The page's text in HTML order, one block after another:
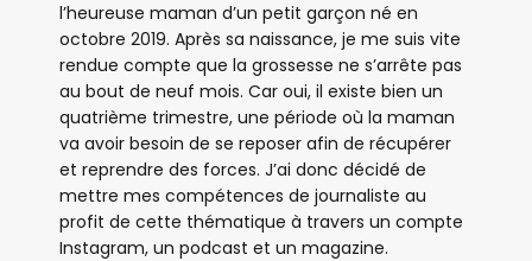
l’heureuse maman d’un petit garçon né en
octobre 2019. Après sa naissance, je me suis vite
rendue compte que la grossesse ne s’arrête pas
au bout de neuf mois. Car oui, il existe bien un
quatrième trimestre, une période où la maman
va avoir besoin de se reposer afin de récupérer
et reprendre des forces. J’ai donc décidé de
mettre mes compétences de journaliste au
profit de cette thématique à travers un compte
Instagram, un podcast et un magazine.